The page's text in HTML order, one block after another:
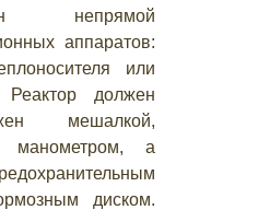
непрямой
аппаратов:
или
Реактор должен
мешалкой,
манометром, а
диском.